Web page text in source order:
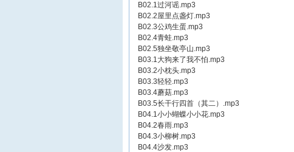
B02.1过河谣.mp3
B02.2屋里点盏灯.mp3
B02.3公鸡生蛋.mp3
B02.4青蛙.mp3
B02.5独坐敬亭山.mp3
B03.1大狗来了我不怕.mp3
B03.2小枕头.mp3
B03.3轻轻.mp3
B03.4蘑菇.mp3
B03.5长干行四首（其二）.mp3
B04.1小小蝴蝶小小花.mp3
B04.2春雨.mp3
B04.3小柳树.mp3
B04.4沙发.mp3